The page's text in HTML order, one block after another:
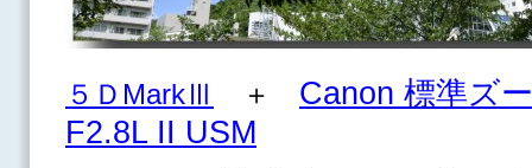
５ＤMarkⅢ ＋ Canon 標準ズ
F2.8L II USM